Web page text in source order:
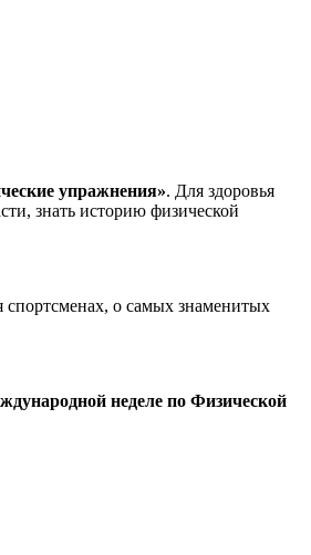
упражнения». Для здоровья
знать историю физической
спортсменах, о самых знаменитых
неделе по Физической